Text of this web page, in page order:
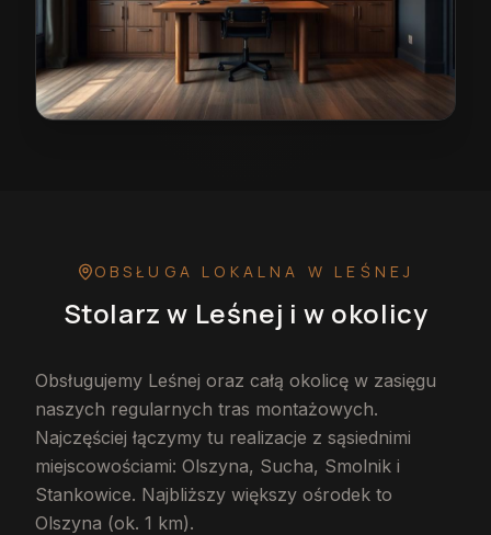
OBSŁUGA LOKALNA W LEŚNEJ
Stolarz w Leśnej i w okolicy
Obsługujemy Leśnej oraz całą okolicę w zasięgu
naszych regularnych tras montażowych.
Najczęściej łączymy tu realizacje z sąsiednimi
miejscowościami: Olszyna, Sucha, Smolnik i
Stankowice. Najbliższy większy ośrodek to
Olszyna (ok. 1 km).